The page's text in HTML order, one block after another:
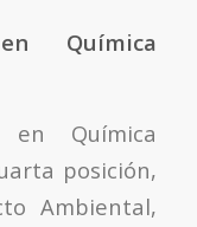
Química
Química
posición,
Ambiental,